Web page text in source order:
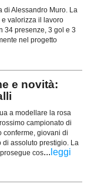
di Alessandro Muro. La
valorizza il lavoro
34 presenze, 3 gol e 3
nel progetto
e novità:
a modellare la rosa
campionato di
conferme, giovani di
di assoluto prestigio. La
cos... leggi